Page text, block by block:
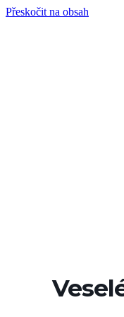
Přeskočit na obsah